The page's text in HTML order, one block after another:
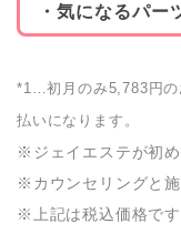
・気になるパー
*1…初月のみ5,783円の
払いになります。
※ジェイエステが初め
※カウンセリングと施
※上記は税込価格です